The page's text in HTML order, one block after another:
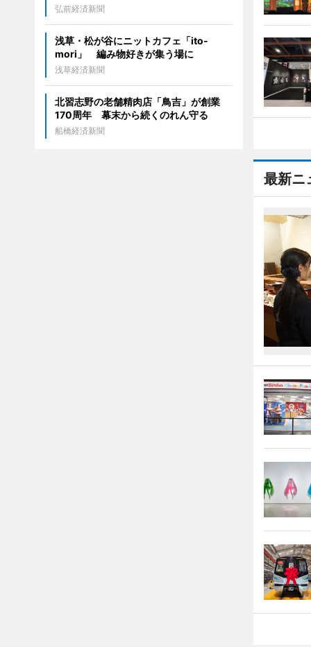
最新ニ
弘前経済新聞
浅草・松が谷にニットカフェ「ito-
mori」 編み物好きが集う場に
浅草経済新聞
北習志野の老舗精肉店「鳥吉」が創業
170周年 幕末から続くのれん守る
船橋経済新聞